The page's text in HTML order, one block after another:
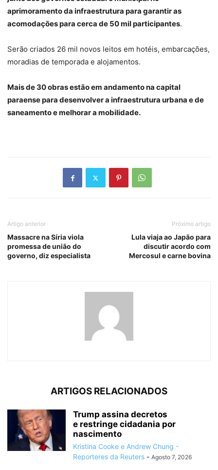
aprimoramento da infraestrutura para garantir as
acomodações para cerca de 50 mil participantes.
Serão criados 26 mil novos leitos em hotéis, embarcações,
moradias de temporada e alojamentos.
Mais de 30 obras estão em andamento na capital
paraense para desenvolver a infraestrutura urbana e de
saneamento e melhorar a mobilidade.
Artigo anterior
Massacre na Síria viola
promessa de união do
governo, diz especialista
Próximo artigo
Lula viaja ao Japão para
discutir acordo com
Mercosul e carne bovina
ARTIGOS RELACIONADOS
Trump assina decretos
e restringe cidadania por
nascimento
Kristina Cooke e Andrew Chung -
Reporteres da Reuters - Agosto 7, 2026